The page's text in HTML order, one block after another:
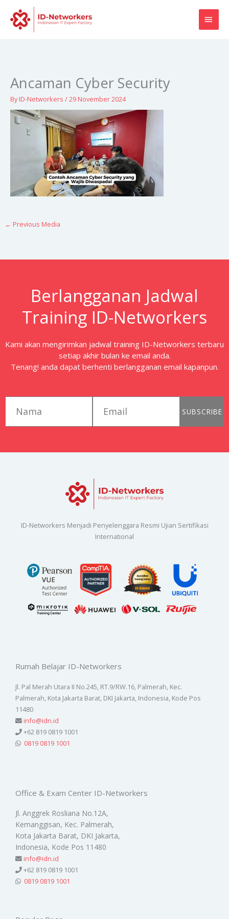
content
Ancaman Cyber Security
ByID-Networkers /29 November 2024
← Previous Media
Berlangganan Jadwal
Training ID-Networkers
Kami akan mengirimkan jadwal training ID-Networkers terbaru
setiap akhir bulan ke email anda.
Tenang! anda dapat berhenti berlangganan email kapanpun.
SUBSCRIBE
ID-Networkers Menjadi Penyelenggara Resmi Ujian Sertifikasi
International
Rumah Belajar ID-Networkers
Jl. Pal Merah Utara II No.245, RT.9/RW.16, Palmerah, Kec.
Palmerah, Kota Jakarta Barat, DKI Jakarta, Indonesia, Kode Pos
11480
info@idn.id
+62 819 0819 1001
0819 0819 1001
Office & Exam Center ID-Networkers
Jl. Anggrek Rosliana No.12A,
Kemanggisan, Kec. Palmerah,
Kota Jakarta Barat, DKI Jakarta,
Indonesia, Kode Pos 11480
info@idn.id
+62 819 0819 1001
0819 0819 1001